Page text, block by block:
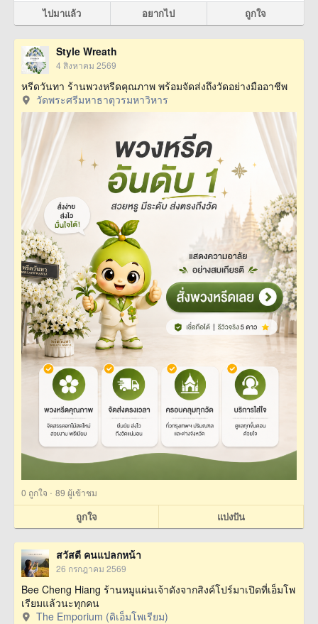
ไปมาแล้ว อยากไป ถูกใจ
Style Wreath
4 สิงหาคม 2569
หรีดวันทา ร้านพวงหรีดคุณภาพ พร้อมจัดส่งถึงวัดอย่างมืออาชีพ
วัดพระศรีมหาธาตุวรมหาวิหาร
0 ถูกใจ · 89 ผู้เข้าชม
ถูกใจ แบ่งปัน
สวัสดี คนแปลกหน้า
26 กรกฎาคม 2569
Bee Cheng Hiang ร้านหมูแผ่นเจ้าดังจากสิงค์โปร์มาเปิดที่เอ็มโพ
เรียมแล้วนะทุกคน
The Emporium (ดิเอ็มโพเรียม)